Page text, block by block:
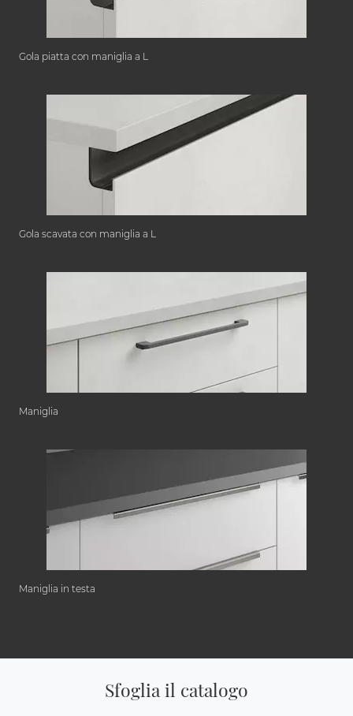
Gola piatta con maniglia a L
Gola scavata con maniglia a L
Maniglia
Maniglia in testa
Sfoglia il catalogo